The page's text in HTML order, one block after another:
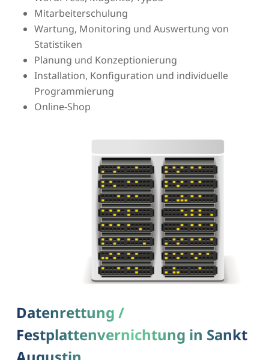
Mitarbeiterschulung
Wartung, Monitoring und Auswertung von
Statistiken
Planung und Konzeptionierung
Installation, Konfiguration und individuelle
Programmierung
Online-Shop
Datenrettung /
Festplattenvernichtung in Sankt